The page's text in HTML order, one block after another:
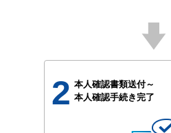
2 本人確認書類送付～
本人確認手続き完了